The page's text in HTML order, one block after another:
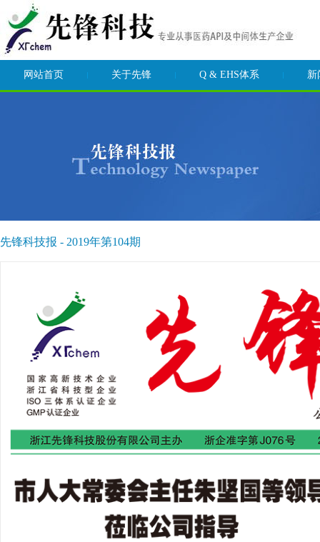
网站首页 关于先锋 Q & EHS体系 新
先锋科技报 - 2019年第104期